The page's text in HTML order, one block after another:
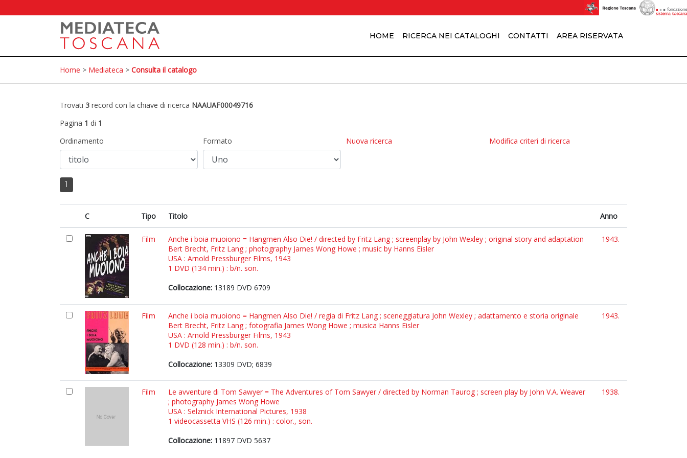
HOME RICERCA NEI CATALOGHI CONTATTI AREA RISERVATA
Home > Mediateca > Consulta il catalogo
Trovati 3 record con la chiave di ricerca NAAUAF00049716
Pagina 1 di 1
Ordinamento
Formato Nuova ricerca Modifica criteri di ricerca
1
C Tipo Titolo Anno
Film
Anche i boia muoiono = Hangmen Also Die! / directed by Fritz Lang ; screenplay by John Wexley ; original story and adaptation
Bert Brecht, Fritz Lang ; photography James Wong Howe ; music by Hanns Eisler
USA : Arnold Pressburger Films, 1943
1 DVD (134 min.) : b/n. son.
Collocazione: 13189 DVD 6709
1943.
Film
Anche i boia muoiono = Hangmen Also Die! / regia di Fritz Lang ; sceneggiatura John Wexley ; adattamento e storia originale
Bert Brecht, Fritz Lang ; fotografia James Wong Howe ; musica Hanns Eisler
USA : Arnold Pressburger Films, 1943
1 DVD (128 min.) : b/n. son.
Collocazione: 13309 DVD; 6839
1943.
Film
Le avventure di Tom Sawyer = The Adventures of Tom Sawyer / directed by Norman Taurog ; screen play by John V.A. Weaver
; photography James Wong Howe
USA : Selznick International Pictures, 1938
1 videocassetta VHS (126 min.) : color., son.
Collocazione: 11897 DVD 5637
1938.